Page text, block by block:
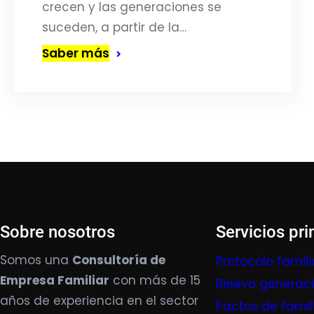
crecen y las generaciones se
suceden, a partir de la…
Saber más
Sobre nosotros
Somos una Consultoría de
Empresa Familiar con más de 15
años de experiencia en el sector
Servicios
Protocolo
Relevo
Pactos de